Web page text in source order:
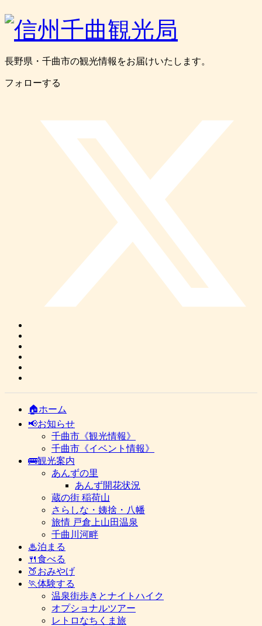
長野県・千曲市の観光情報をお届けいたします。
フォローする
🏠ホーム
📢お知らせ
千曲市《観光情報》
千曲市《イベント情報》
🚌観光案内
あんずの里
あんず開花状況
蔵の街 稲荷山
さらしな・姨捨・八幡
旅情 戸倉上山田温泉
千曲川河畔
♨泊まる
🍴食べる
🍑おみやげ
🏃体験する
温泉街歩きとナイトハイク
オプショナルツアー
レトロなちくま旅